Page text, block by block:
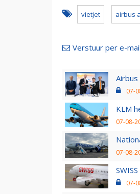
vietjet airbus
Verstuur per e-mail
07-
KLM
07-08-
07-08-
07-